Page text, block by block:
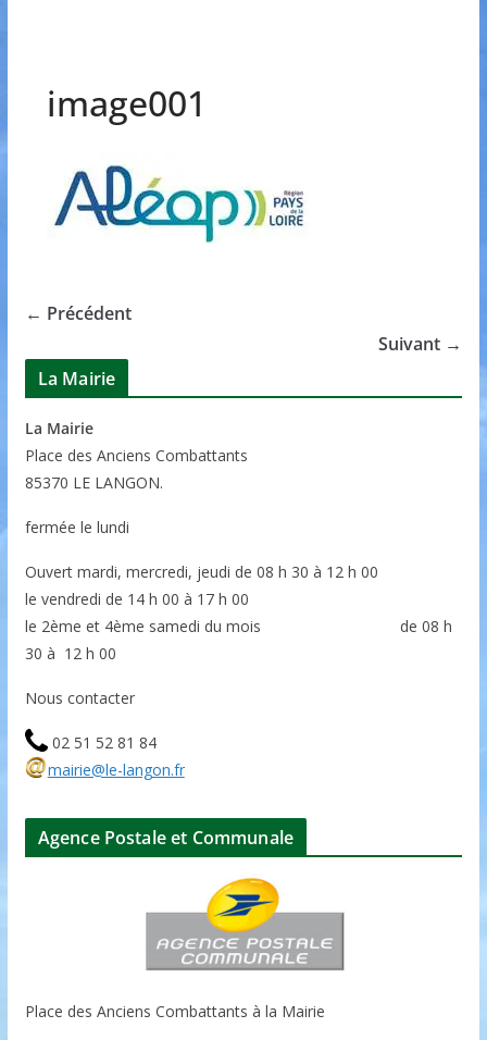
image001
← Précédent
Suivant →
La Mairie
La Mairie
Place des Anciens Combattants
85370 LE LANGON.
fermée le lundi
Ouvert mardi, mercredi, jeudi de 08 h 30 à 12 h 00
le vendredi de 14 h 00 à 17 h 00
le 2ème et 4ème samedi du mois de 08 h
30 à 12 h 00
Nous contacter
02 51 52 81 84
mairie@le-langon.fr
Agence Postale et Communale
Place des Anciens Combattants à la Mairie